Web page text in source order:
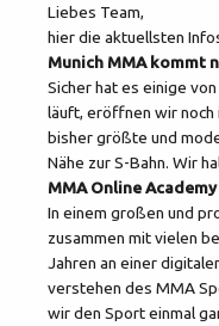
Liebes Team,
hier die aktuellsten
Munich MMA kommt
Sicher hat es einige
läuft, eröffnen wir noch
bisher größte und
Nähe zur S-Bahn. Wir
MMA Online Academy
In einem großen und
zusammen mit vielen
Jahren an einer
verstehen des MMA
wir den Sport einmal